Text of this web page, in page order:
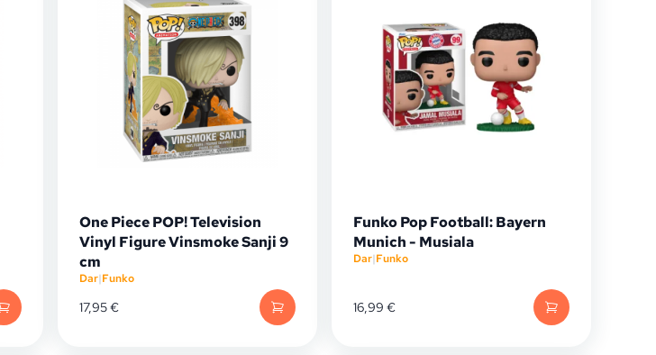
One Piece POP! Television
Vinyl Figure Vinsmoke Sanji 9
cm
Dar|Funko
17,95€
Funko Pop Football: Bayern
Munich - Musiala
Dar|Funko
16,99 €